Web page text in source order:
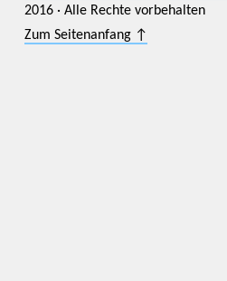
2016 · Alle Rechte vorbehalten
Zum Seitenanfang ↑